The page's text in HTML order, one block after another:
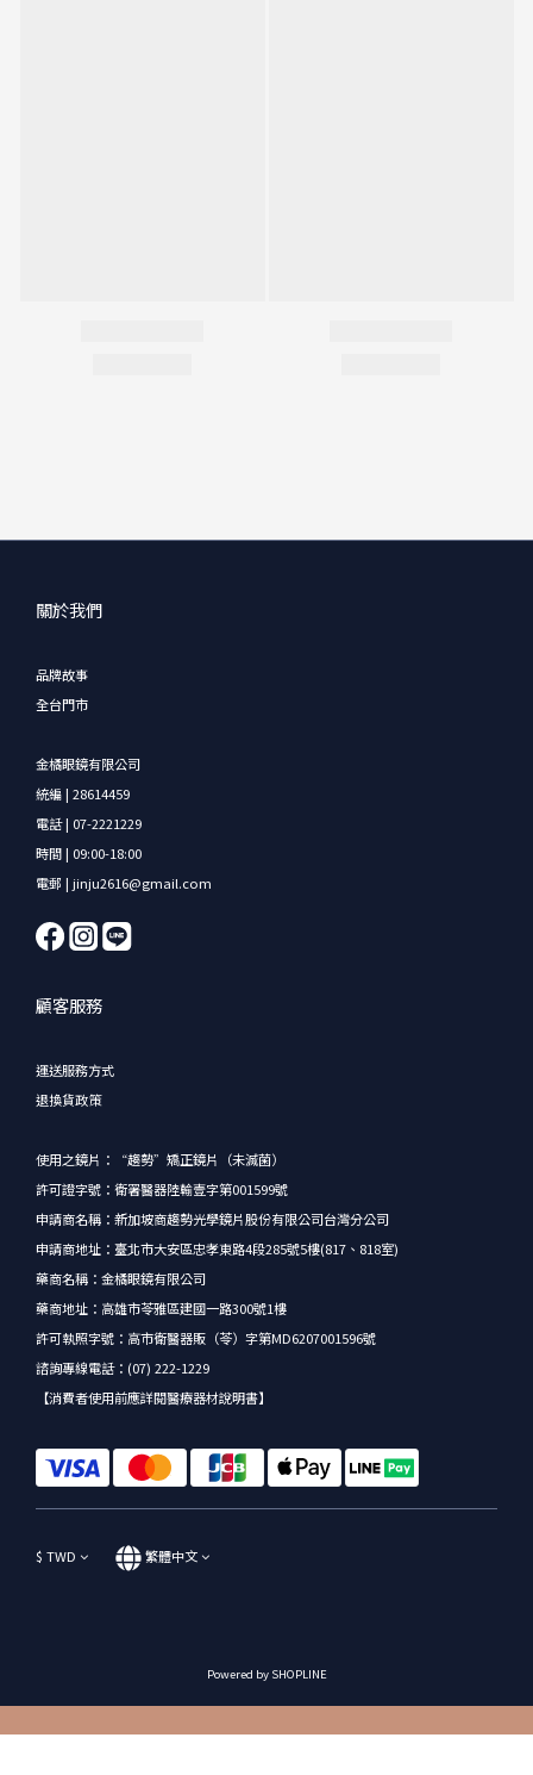
關於我們
品牌故事
全台門市
金橘眼鏡有限公司
統編 | 28614459
電話 | 07-2221229
時間 | 09:00-18:00
電郵 | jinju2616@gmail.com
顧客服務
運送服務方式
退換貨政策
使用之鏡片：“趨勢”矯正鏡片（未滅菌）
許可證字號：衛署醫器陸輸壹字第001599號
申請商名稱：新加坡商趨勢光學鏡片股份有限公司台灣分公司
申請商地址：臺北市大安區忠孝東路4段285號5樓(817、818室)
藥商名稱：金橘眼鏡有限公司
藥商地址：高雄市苓雅區建國一路300號1樓
許可執照字號：高市衛醫器販（苓）字第MD6207001596號
諮詢專線電話：(07) 222-1229
【消費者使用前應詳閱醫療器材說明書】
$ TWD 繁體中文
Powered by SHOPLINE